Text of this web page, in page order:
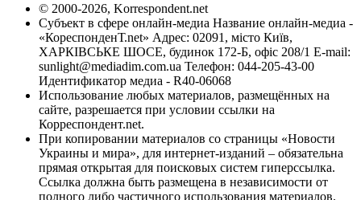
© 2000-2026, Korrespondent.net
Субъект в сфере онлайн-медиа Название онлайн-медиа -
«КореспонденТ.net» Адрес: 02091, місто Київ,
ХАРКІВСЬКЕ ШОСЕ, будинок 172-Б, офіс 208/1 E-mail:
sunlight@mediadim.com.ua Телефон: 044-205-43-00
Идентификатор медиа - R40-06068
Использование любых материалов, размещённых на
сайте, разрешается при условии ссылки на
Корреспондент.net.
При копировании материалов со страницы «Новости
Украины и мира», для интернет-изданий – обязательна
прямая открытая для поисковых систем гиперссылка.
Ссылка должна быть размещена в независимости от
полного либо частичного использования материалов.